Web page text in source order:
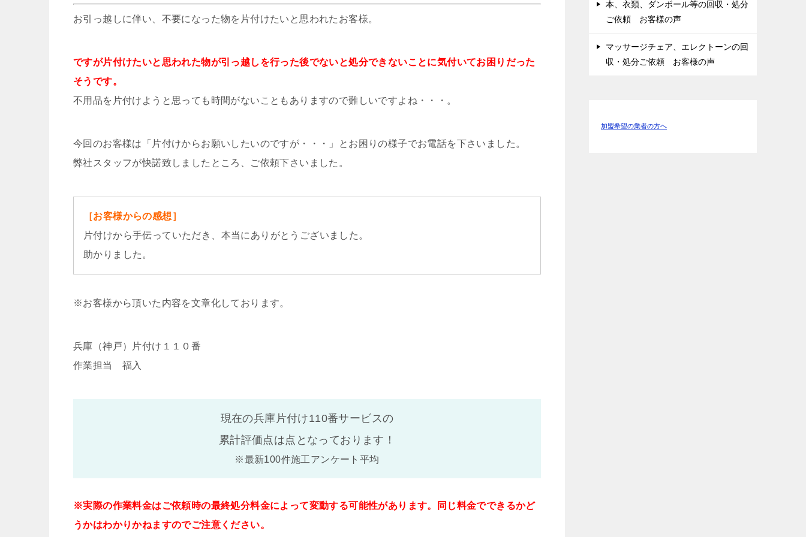
お引っ越しに伴い、不要になった物を片付けたいと思われたお客様。
ですが片付けたいと思われた物が引っ越しを行った後でないと処分できないことに気付いてお困りだった
そうです。
不用品を片付けようと思っても時間がないこともありますので難しいですよね・・・。
今回のお客様は「片付けからお願いしたいのですが・・・」とお困りの様子でお電話を下さいました。
弊社スタッフが快諾致しましたところ、ご依頼下さいました。
［お客様からの感想］
片付けから手伝っていただき、本当にありがとうございました。
助かりました。
※お客様から頂いた内容を文章化しております。
兵庫（神戸）片付け１１０番
作業担当 福入
現在の兵庫片付け110番サービスの
累計評価点は点となっております！
※最新100件施工アンケート平均
※実際の作業料金はご依頼時の最終処分料金によって変動する可能性があります。同じ料金でできるかど
うかはわかりかねますのでご注意ください。
本、衣類、ダンボール等の回収・処分
ご依頼 お客様の声
マッサージチェア、エレクトーンの回
収・処分ご依頼 お客様の声
加盟希望の業者の方へ